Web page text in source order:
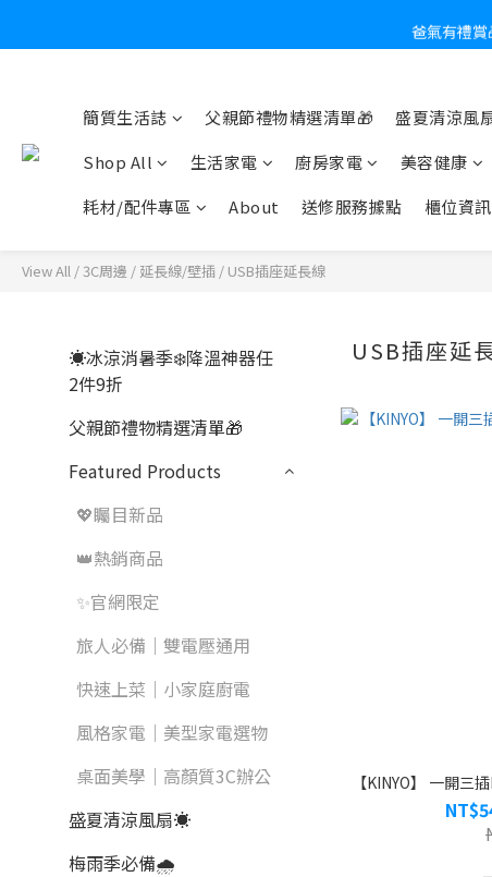
爸氣有禮
簡質生活誌 父親節禮物精選清單🎁 盛夏清涼風
Shop All
生活家電 廚房家電 美容健康
耗材/配件專區
About 送修服務據點 櫃位資訊
View All /3C周邊 / 延長線/壁插 / USB插座延長線
☀️冰涼消暑季❄️降溫神器任
2件9折
父親節禮物精選清單🎁
Featured Products
💖矚目新品
👑熱銷商品
✨官網限定
旅人必備｜雙電壓通用
快速上菜｜小家庭廚電
風格家電｜美型家電選物
桌面美學｜高顏質3C辦公
盛夏清涼風扇☀️
梅雨季必備🌧️
USB插座延
【KINYO】 一開三